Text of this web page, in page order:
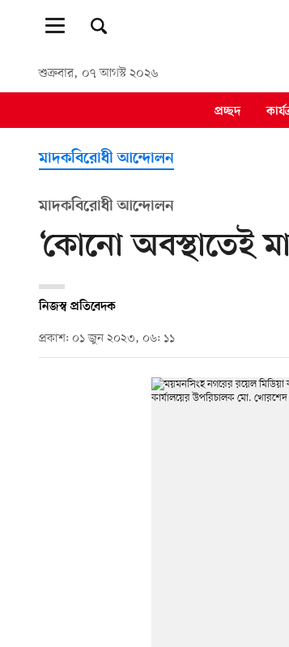
শুক্রবার, ০৭ আগস্ট ২০২৬
প্রচ্ছদ
মাদকবিরোধী আন্দোলন
মাদকবিরোধী আন্দোলন
‘কোনো অবস্থাতেই
নিজস্ব প্রতিবেদক
প্রকাশ: ০১ জুন ২০২৩, ০৬: ১১